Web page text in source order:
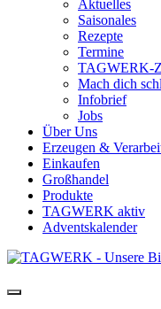
Aktuelles
Saisonales
Rezepte
Termine
TAGWERK-
Mach dich
Infobrief
Jobs
Über Uns
Erzeugen &
Einkaufen
Großhandel
Produkte
TAGWERK aktiv
Adventskalender